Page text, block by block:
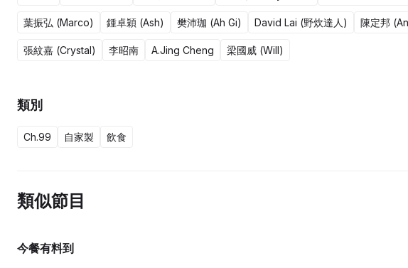
葉振弘 (Marco) 鍾卓穎 (Ash) 樊沛珈 (Ah Gi) David Lai (野炊達人) 陳定邦
張紋嘉 (Crystal) 李昭南 A.Jing Cheng 梁國威 (Will)
類別
Ch.99 自家製 飲食
類似節目
今餐有料到